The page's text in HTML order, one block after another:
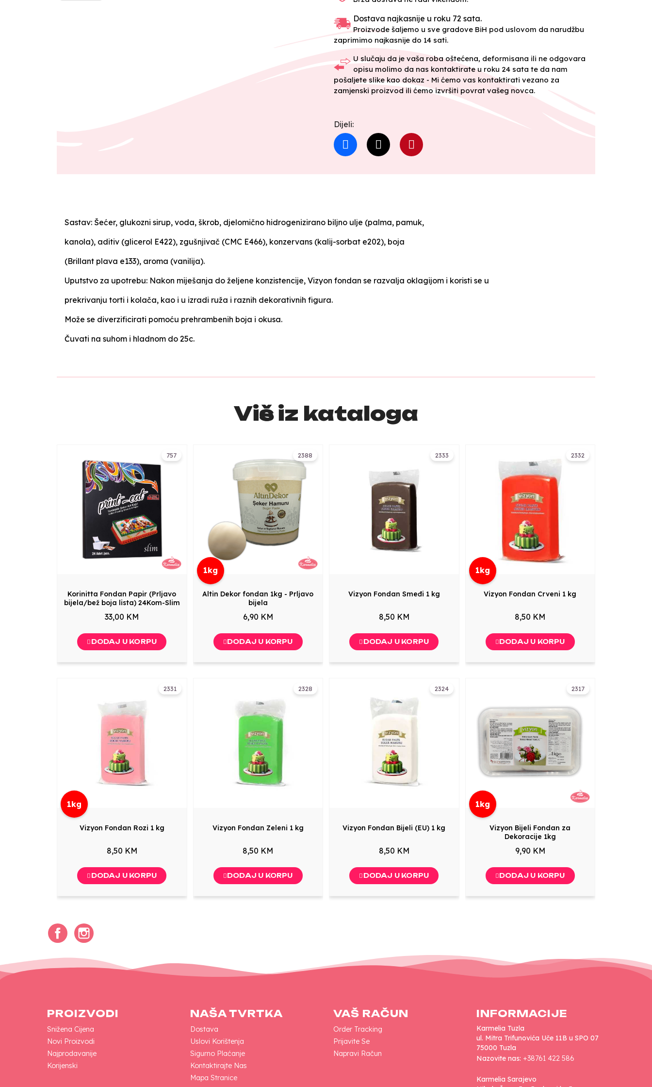
Dostava najkasnije u roku 72 sata.
Proizvode šaljemo u sve gradove BiH pod uslovom da narudžbu
zaprimimo najkasnije do 14 sati.
U slučaju da je vaša roba oštećena, deformisana ili ne odgovara
opisu molimo da nas kontaktirate u roku 24 sata te da nam
pošaljete slike kao dokaz - Mi ćemo vas kontaktirati vezano za
zamjenski proizvod ili ćemo izvršiti povrat vašeg novca.
Dijeli:
Sastav: Šećer, glukozni sirup, voda, škrob, djelomično hidrogenizirano biljno ulje (palma, pamuk,
kanola), aditiv (glicerol E422), zgušnjivač (CMC E466), konzervans (kalij-sorbat e202), boja
(Brillant plava e133), aroma (vanilija).
Uputstvo za upotrebu: Nakon miješanja do željene konzistencije, Vizyon fondan se razvalja oklagijom i koristi se u
prekrivanju torti i kolača, kao i u izradi ruža i raznih dekorativnih figura.
Može se diverzificirati pomoću prehrambenih boja i okusa.
Čuvati na suhom i hladnom do 25c.
Više iz kataloga
757
Korinitta Fondan Papir (Prljavo
bijela/bež boja lista) 24Kom-Slim
33,00 KM
DODAJ U KORPU
2388
1kg
Altin Dekor fondan 1kg - Prljavo
bijela
6,90 KM
DODAJ U KORPU
2333
Vizyon Fondan Smeđi 1 kg
8,50 KM
DODAJ U KORPU
2332
1kg
Vizyon Fondan Crveni 1 kg
8,50 KM
DODAJ U KORPU
2331
1kg
Vizyon Fondan Rozi 1 kg
8,50 KM
DODAJ U KORPU
2328
Vizyon Fondan Zeleni 1 kg
8,50 KM
DODAJ U KORPU
2324
Vizyon Fondan Bijeli (EU) 1 kg
8,50 KM
DODAJ U KORPU
2317
1kg
Vizyon Bijeli Fondan za
Dekoracije 1kg
9,90 KM
DODAJ U KORPU
Facebook
PROIZVODI
Snižena Cijena
Novi Proizvodi
Najprodavanije
Korijenski
NAŠA TVRTKA
Dostava
Uslovi Korištenja
Sigurno Plaćanje
Kontaktirajte Nas
Mapa Stranice
VAŠ RAČUN
Order Tracking
Prijavite Se
Napravi Račun
INFORMACIJE
Karmelia Tuzla
ul. Mitra Trifunovića Uče 11B u SPO 07
75000 Tuzla
Nazovite nas: +38761 422 586
Karmelia Sarajevo